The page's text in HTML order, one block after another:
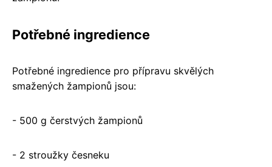
Potřebné ingredience
Potřebné ingredience pro přípravu skvělých
smažených žampionů jsou:
- 500 g čerstvých žampionů
- 2 stroužky česneku